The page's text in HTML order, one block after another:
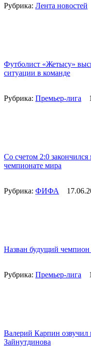
Рубрика: Лента новостей
Футболист «Жетысу»
ситуации в команде
Рубрика: Премьер-лига
Со счетом 2:0
чемпионате мира
Рубрика: ФИФА
Назван будущий
Рубрика: Премьер-лига
Валерий Карпин озвучил
Зайнутдинова